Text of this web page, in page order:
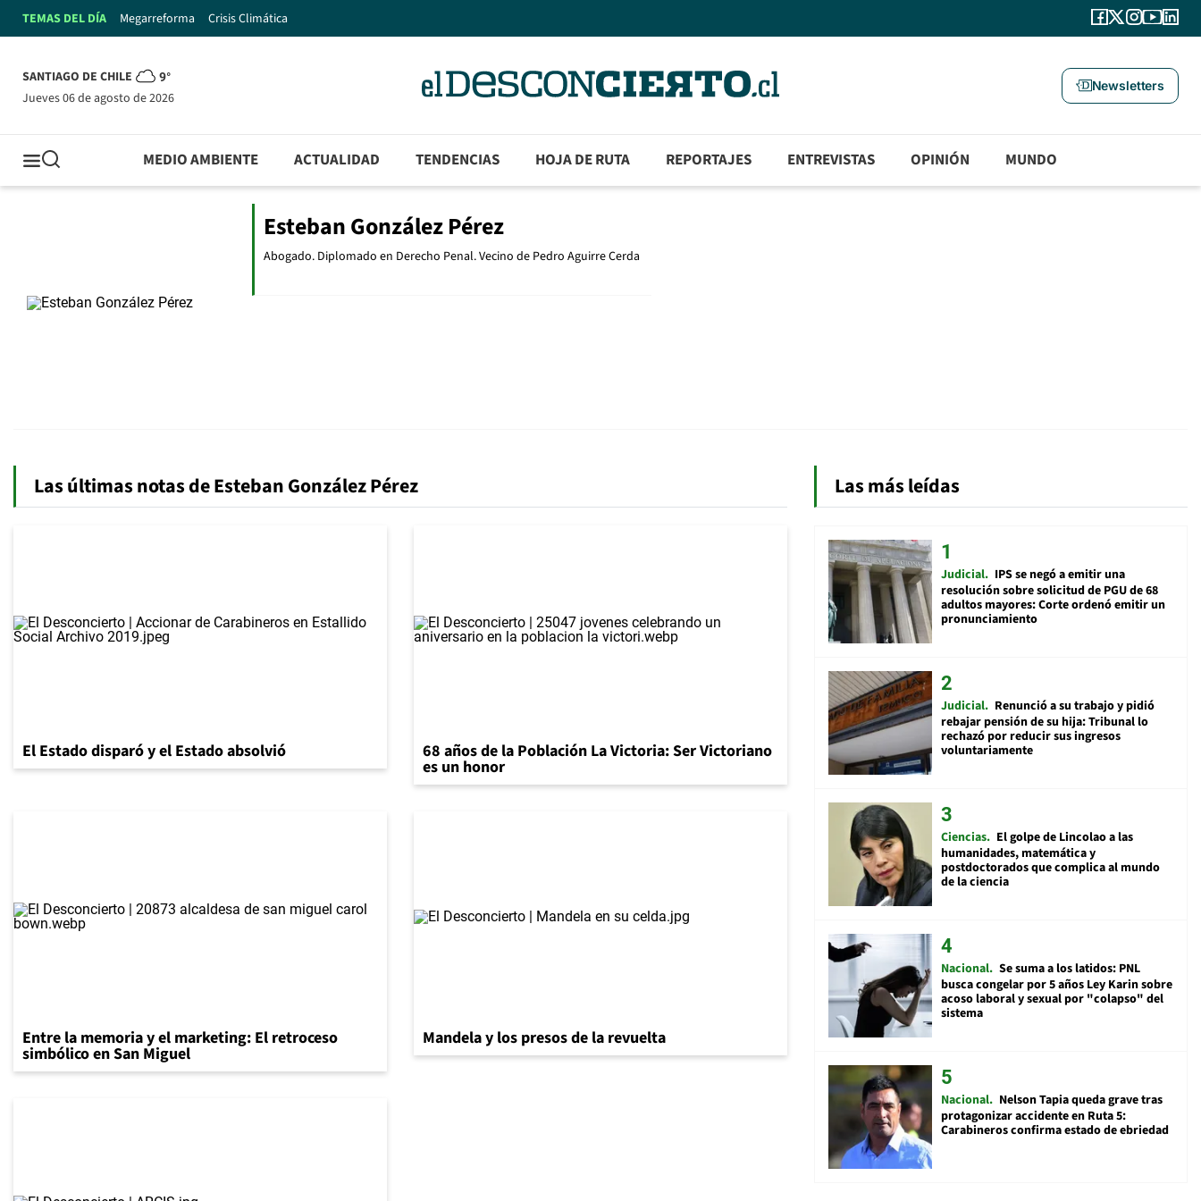
TEMAS DEL DÍA Megarreforma Crisis Climática
SANTIAGO DE CHILE 9°
jueves 06 de agosto de 2026
Newsletters
MEDIO AMBIENTE ACTUALIDAD TENDENCIAS HOJA DE RUTA REPORTAJES ENTREVISTAS OPINIÓN MUNDO
Esteban González Pérez
Abogado. Diplomado en Derecho Penal. Vecino de Pedro Aguirre Cerda
Las últimas notas de Esteban González Pérez
El Estado disparó y el Estado absolvió 68 años de la Población La Victoria: Ser Victoriano
es un honor
Entre la memoria y el marketing: El retroceso
simbólico en San Miguel
Mandela y los presos de la revuelta
Las más leídas
Judicial IPS se negó a emitir una
resolución sobre solicitud de PGU de 68
adultos mayores: Corte ordenó emitir un
pronunciamiento
Judicial Renunció a su trabajo y pidió
rebajar pensión de su hija: Tribunal lo
rechazó por reducir sus ingresos
voluntariamente
Ciencias El golpe de Lincolao a las
humanidades, matemática y
postdoctorados que complica al mundo
de la ciencia
Nacional Se suma a los latidos: PNL
busca congelar por 5 años Ley Karin sobre
acoso laboral y sexual por "colapso" del
sistema
Nacional Nelson Tapia queda grave tras
protagonizar accidente en Ruta 5:
Carabineros confirma estado de ebriedad